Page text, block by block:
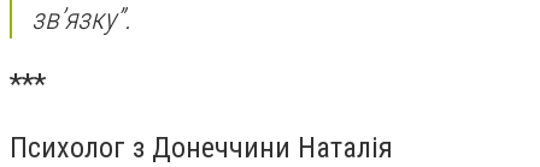
зв’язку”.
***
Психолог з Донеччини Наталія